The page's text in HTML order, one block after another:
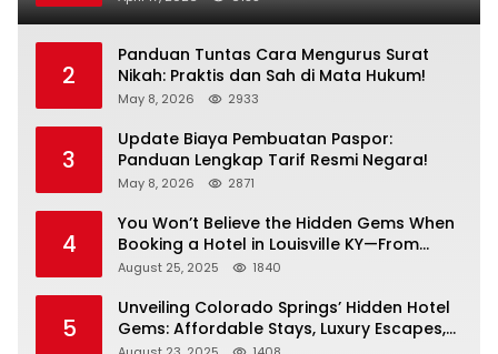
2
Panduan Tuntas Cara Mengurus Surat
Nikah: Praktis dan Sah di Mata Hukum!
May 8, 2026 2933
3
Update Biaya Pembuatan Paspor:
Panduan Lengkap Tarif Resmi Negara!
May 8, 2026 2871
4
You Won’t Believe the Hidden Gems When
Booking a Hotel in Louisville KY—From
Cheap to Luxe!
August 25, 2025 1840
5
Unveiling Colorado Springs’ Hidden Hotel
Gems: Affordable Stays, Luxury Escapes,